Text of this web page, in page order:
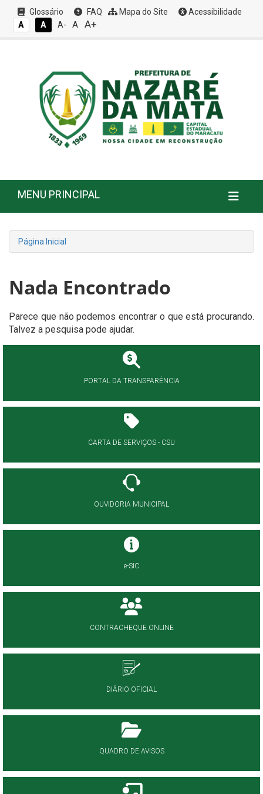
Glossário FAQ Mapa do Site
Acessibilidade
A
A A- A A+
MENU PRINCIPAL
Página Inicial
Nada Encontrado
Parece que não podemos encontrar o que está procurando.
Talvez a pesquisa pode ajudar.
PORTAL DA TRANSPARÊNCIA
CARTA DE SERVIÇOS - CSU
OUVIDORIA MUNICIPAL
e-SIC
CONTRACHEQUE ONLINE
DIÁRIO OFICIAL
QUADRO DE AVISOS